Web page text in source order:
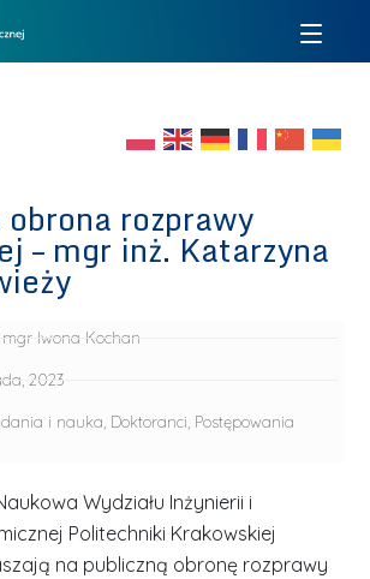
rozprawy
– mgr inż. Katarzyna
mgr Iwona Kochan
2023
i nauka, Doktoranci, Postępowania
Wydziału Inżynierii i
Politechniki Krakowskiej
na publiczną obronę rozprawy